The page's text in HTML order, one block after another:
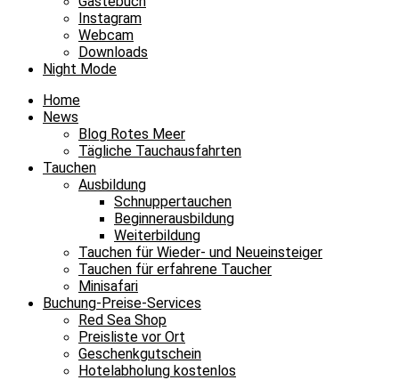
Instagram
Webcam
Downloads
Night Mode
Home
News
Blog Rotes Meer
Tägliche Tauchausfahrten
Tauchen
Ausbildung
Schnuppertauchen
Beginnerausbildung
Weiterbildung
Tauchen für Wieder- und Neueinsteiger
Tauchen für erfahrene Taucher
Minisafari
Buchung-Preise-Services
Red Sea Shop
Preisliste vor Ort
Geschenkgutschein
Hotelabholung kostenlos